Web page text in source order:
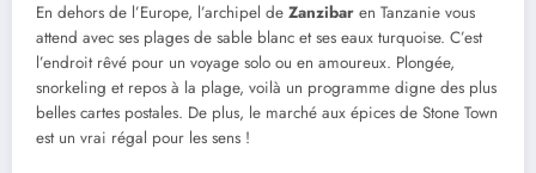
En dehors de l’Europe, l’archipel de Zanzibar en Tanzanie vous
attend avec ses plages de sable blanc et ses eaux turquoise. C’est
l’endroit rêvé pour un voyage solo ou en amoureux. Plongée,
snorkeling et repos à la plage, voilà un programme digne des plus
belles cartes postales. De plus, le marché aux épices de Stone Town
est un vrai régal pour les sens !